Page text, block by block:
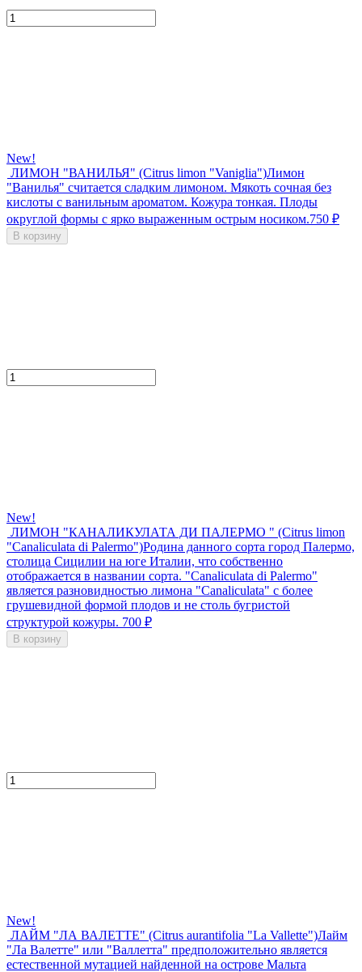
New!
ЛИМОН "ВАНИЛЬЯ" (Citrus limon "Vaniglia")Лимон
"Ванилья" считается сладким лимоном. Мякоть сочная без
кислоты с ванильным ароматом. Кожура тонкая. Плоды
округлой формы с ярко выраженным острым носиком.750 ₽
В корзину
New!
ЛИМОН "КАНАЛИКУЛАТА ДИ ПАЛЕРМО " (Citrus limon
"Canaliculata di Palermo")Родина данного сорта город Палермо,
столица Сицилии на юге Италии, что собственно
отображается в названии сорта. "Canaliculata di Palermo"
является разновидностью лимона "Canaliculata" с более
грушевидной формой плодов и не столь бугристой
структурой кожуры. 700 ₽
В корзину
New!
ЛАЙМ "ЛА ВАЛЕТТЕ" (Citrus aurantifolia "La Vallette")Лайм
"Ла Валетте" или "Валлетта" предположительно является
естественной мутацией найденной на острове Мальта